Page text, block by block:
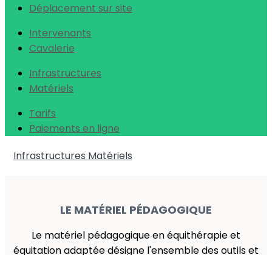
Déplacement sur site
Intervenants
Cavalerie
Infrastructures
Matériels
Tarifs
Paiements en ligne
Infrastructures Matériels
LE MATÉRIEL PÉDAGOGIQUE
Le matériel pédagogique en équithérapie et
équitation adaptée désigne l'ensemble des outils et